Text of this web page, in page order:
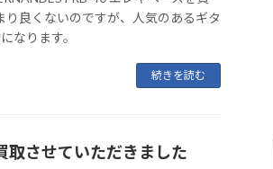
良くないのですが、人気のあるギタ
なります。
続きを読む
取させていただきました